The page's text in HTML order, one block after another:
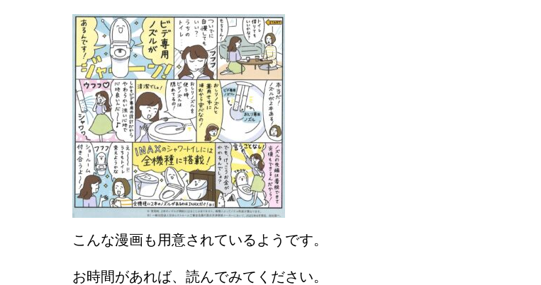
こんな漫画も用意されているようです。
お時間があれば、読んでみてください。